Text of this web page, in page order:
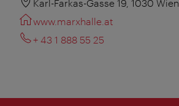
Karl-Farkas-Gasse 19, 1030 Wien
www.marxhalle.at
+ 43 1 888 55 25